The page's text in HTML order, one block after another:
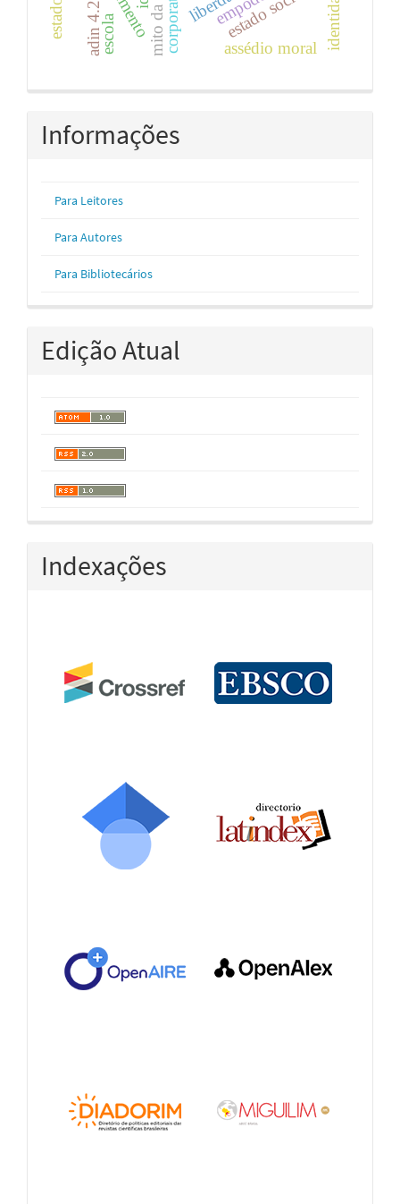
estado social
assédio moral
adin 4.275escola
Informações
Para Leitores
Para Autores
Para Bibliotecários
Edição Atual
Indexações